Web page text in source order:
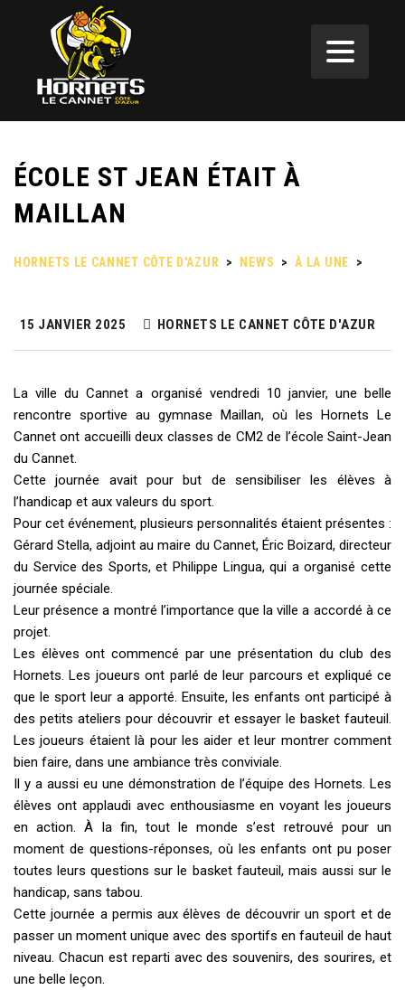
ÉCOLE ST JEAN ÉTAIT À
MAILLAN
HORNETS LE CANNET CÔTE D'AZUR > NEWS > À LA UNE
>
15 JANVIER 2025 HORNETS LE CANNET CÔTE D'AZUR
La ville du Cannet a organisé vendredi 10 janvier, une belle
rencontre sportive au gymnase Maillan, où les Hornets Le
Cannet ont accueilli deux classes de CM2 de l’école Saint-Jean
du Cannet.
Cette journée avait pour but de sensibiliser les élèves à
l’handicap et aux valeurs du sport.
Pour cet événement, plusieurs personnalités étaient présentes :
Gérard Stella, adjoint au maire du Cannet, Éric Boizard, directeur
du Service des Sports, et Philippe Lingua, qui a organisé cette
journée spéciale.
Leur présence a montré l’importance que la ville a accordé à ce
projet.
Les élèves ont commencé par une présentation du club des
Hornets. Les joueurs ont parlé de leur parcours et expliqué ce
que le sport leur a apporté. Ensuite, les enfants ont participé à
des petits ateliers pour découvrir et essayer le basket fauteuil.
Les joueurs étaient là pour les aider et leur montrer comment
bien faire, dans une ambiance très conviviale.
Il y a aussi eu une démonstration de l’équipe des Hornets. Les
élèves ont applaudi avec enthousiasme en voyant les joueurs
en action. À la fin, tout le monde s’est retrouvé pour un
moment de questions-réponses, où les enfants ont pu poser
toutes leurs questions sur le basket fauteuil, mais aussi sur le
handicap, sans tabou.
Cette journée a permis aux élèves de découvrir un sport et de
passer un moment unique avec des sportifs en fauteuil de haut
niveau. Chacun est reparti avec des souvenirs, des sourires, et
une belle leçon.